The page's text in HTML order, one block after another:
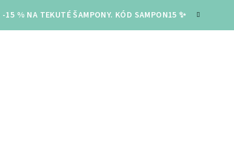
-15 % NA TEKUTÉ ŠAMPONY. KÓD SAMPON15 ✨